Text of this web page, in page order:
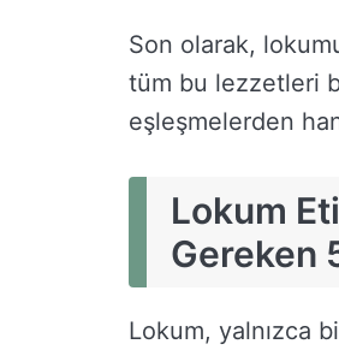
Son olarak,
tüm bu lezzetleri
eşleşmelerden
Lokum
Gereken
Lokum, yalnızca